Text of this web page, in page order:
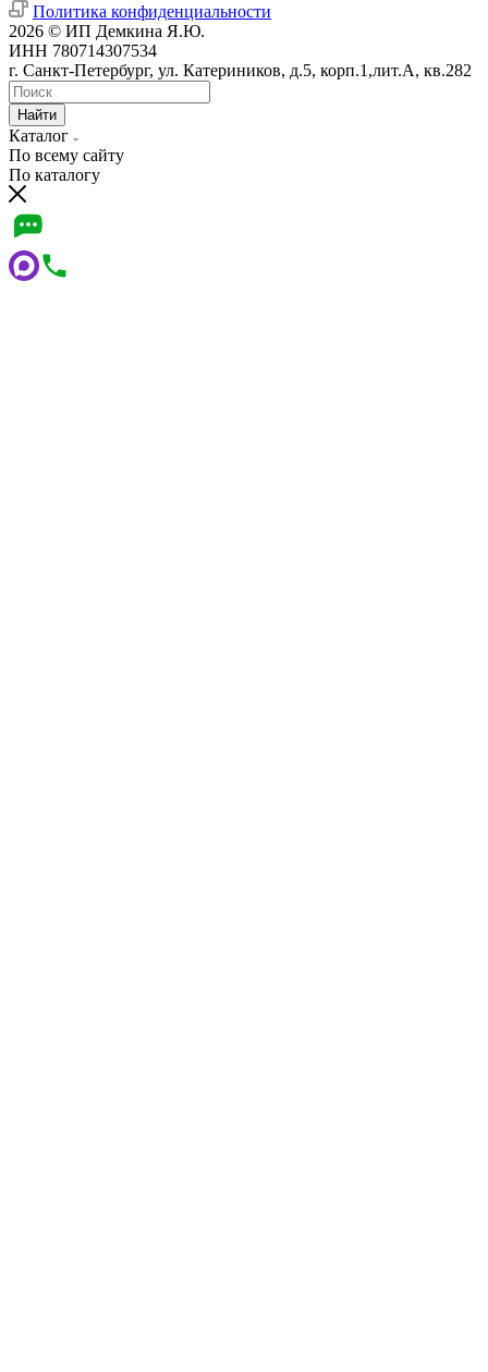
Политика конфиденциальности
2026 © ИП Демкина Я.Ю.
ИНН 780714307534
г. Санкт-Петербург, ул. Катериников, д.5, корп.1,лит.А, кв.282
Найти
Каталог
По всему сайту
По каталогу